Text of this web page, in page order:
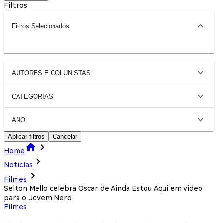
Filtros
Filtros Selecionados
AUTORES E COLUNISTAS
CATEGORIAS
ANO
Aplicar filtros Cancelar
Home
Notícias
Filmes
Selton Mello celebra Oscar de Ainda Estou Aqui em vídeo
para o Jovem Nerd
Filmes